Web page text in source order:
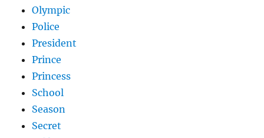
Olympic
Police
President
Prince
Princess
School
Season
Secret